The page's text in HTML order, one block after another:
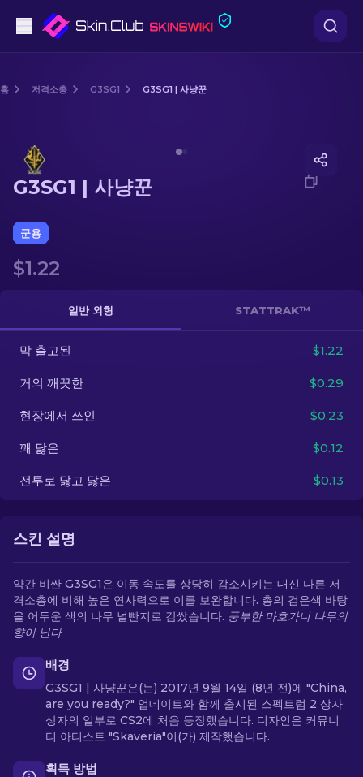
저격소총
장갑
케이스
기타
홈 저격소총 G3SG1 G3SG1 | 사냥꾼
G3SG1 | 사냥꾼
군용
$1.22
일반 외형 STATTRAK™
막 출고된 $1.22
거의 깨끗한 $0.29
현장에서 쓰인 $0.23
꽤 닳은 $0.12
전투로 닳고 닳은 $0.13
스킨 설명
약간 비싼 G3SG1은 이동 속도를 상당히 감소시키는 대신 다른 저
격소총에 비해 높은 연사력으로 이를 보완합니다. 총의 검은색 바탕
을 어두운 색의 나무 널빤지로 감쌌습니다. 풍부한 마호가니 나무의
향이 난다
배경
G3SG1 | 사냥꾼은(는) 2017년 9월 14일 (8년 전)에 "China,
are you ready?" 업데이트와 함께 출시된 스펙트럼 2 상자
상자의 일부로 CS2에 처음 등장했습니다. 디자인은 커뮤니
티 아티스트 "Skaveria"이(가) 제작했습니다.
획득 방법